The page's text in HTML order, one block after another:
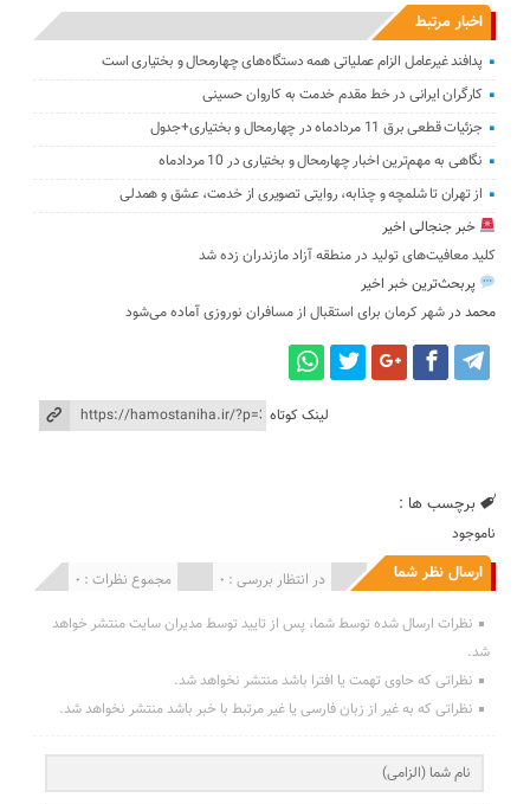
اخبار مرتبط
پدافند غیرعامل الزام عملیاتی همه دستگاه‌های چهارمحال و بختیاری است
کارگران ایرانی در خط مقدم خدمت به کاروان حسینی
جزئیات قطعی برق 11 مردادماه در چهارمحال و بختیاری+جدول
نگاهی به مهم‌ترین اخبار چهارمحال و بختیاری در 10 مردادماه
از تهران تا شلمچه و چذابه، روایتی تصویری از خدمت، عشق و همدلی
خبر جنجالی اخیر
کلید معافیت‌های تولید در منطقه آزاد مازندران زده شد
پربحث‌ترین خبر اخیر
محمد درشهر کرمان برای استقبال از مسافران نوروزی آماده می‌شود
لینک کوتاه
برچسب ها :
ناموجود
ارسال نظر شما مجموع نظرات : 0 در انتظار بررسی : 0 انتشار یافته : 0
نظرات ارسال شده توسط شما، پس از تایید توسط مدیران سایت منتشر خواهد
شد.
نظراتی که حاوی تهمت یا افترا باشد منتشر نخواهد شد.
نظراتی که به غیر از زبان فارسی یا غیر مرتبط با خبر باشد منتشر نخواهد شد.